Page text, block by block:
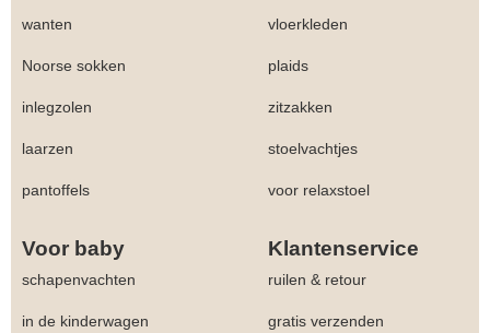
wanten vloerkleden
Noorse sokken plaids
inlegzolen zitzakken
laarzen stoelvachtjes
pantoffels voor relaxstoel
Voor baby Klantenservice
schapenvachten ruilen & retour
in de kinderwagen gratis verzenden